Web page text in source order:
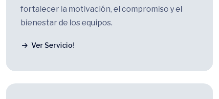
fortalecer la motivación, el compromiso y el
bienestar de los equipos.
Ver Servicio!